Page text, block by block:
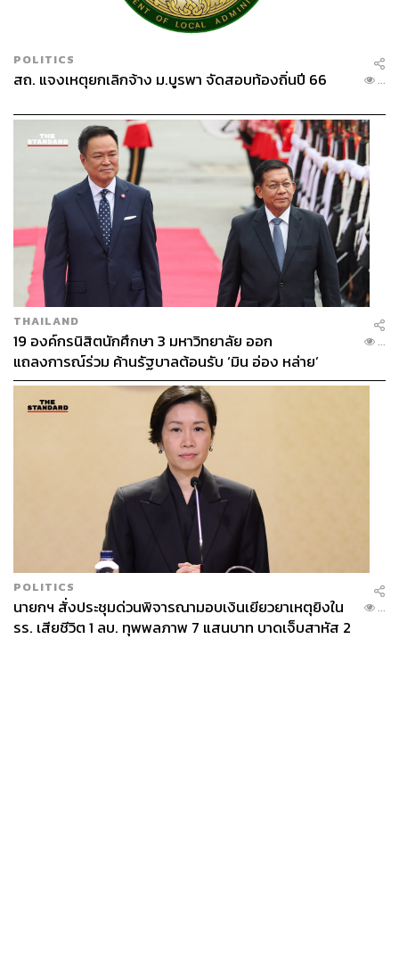
POLITICS
สถ. แจงเหตุยกเลิกจ้าง ม.บูรพา จัดสอบท้องถิ่นปี 66 ...
THAILAND
19 องค์กรนิสิตนักศึกษา 3 มหาวิทยาลัย ออก
แถลงการณ์ร่วม ค้านรัฐบาลต้อนรับ ‘มิน อ่อง หล่าย’
...
POLITICS
นายกฯ สั่งประชุมด่วนพิจารณามอบเงินเยียวยาเหตุยิงใน
รร. เสียชีวิต 1 ลบ. ทุพพลภาพ 7 แสนบาท บาดเจ็บสาหัส 2
...